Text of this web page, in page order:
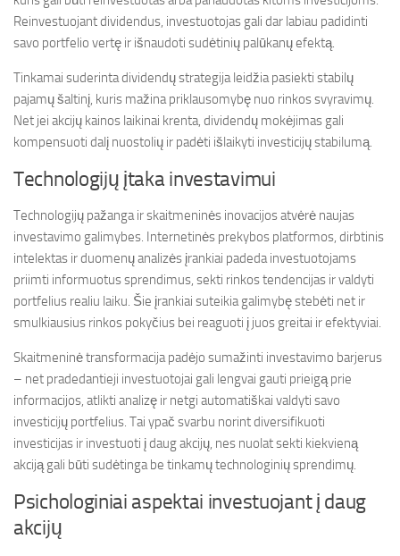
Reinvestuojant dividendus, investuotojas gali dar labiau padidinti
savo portfelio vertę ir išnaudoti sudėtinių palūkanų efektą.
Tinkamai suderinta dividendų strategija leidžia pasiekti stabilų
pajamų šaltinį, kuris mažina priklausomybę nuo rinkos svyravimų.
Net jei akcijų kainos laikinai krenta, dividendų mokėjimas gali
kompensuoti dalį nuostolių ir padėti išlaikyti investicijų stabilumą.
Technologijų įtaka investavimui
Technologijų pažanga ir skaitmeninės inovacijos atvėrė naujas
investavimo galimybes. Internetinės prekybos platformos, dirbtinis
intelektas ir duomenų analizės įrankiai padeda investuotojams
priimti informuotus sprendimus, sekti rinkos tendencijas ir valdyti
portfelius realiu laiku. Šie įrankiai suteikia galimybę stebėti net ir
smulkiausius rinkos pokyčius bei reaguoti į juos greitai ir efektyviai.
Skaitmeninė transformacija padėjo sumažinti investavimo barjerus
– net pradedantieji investuotojai gali lengvai gauti prieigą prie
informacijos, atlikti analizę ir netgi automatiškai valdyti savo
investicijų portfelius. Tai ypač svarbu norint diversifikuoti
investicijas ir investuoti į daug akcijų, nes nuolat sekti kiekvieną
akciją gali būti sudėtinga be tinkamų technologinių sprendimų.
Psichologiniai aspektai investuojant į daug
akcijų